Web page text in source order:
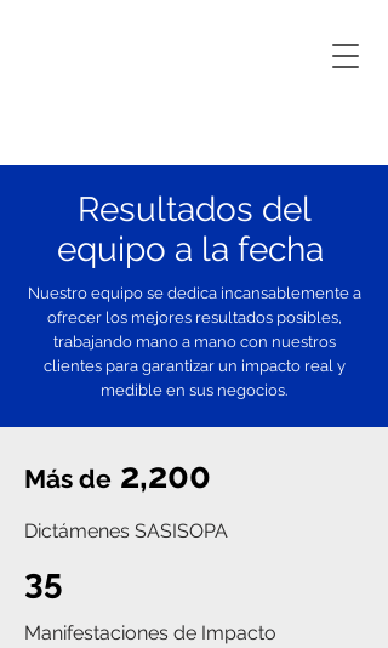
Resultados del
equipo a la fecha
Nuestro equipo se dedica incansablemente a
ofrecer los mejores resultados posibles,
trabajando mano a mano con nuestros
clientes para garantizar un impacto real y
medible en sus negocios.
Más de 2,200
Dictámenes SASISOPA
35
Manifestaciones de Impacto